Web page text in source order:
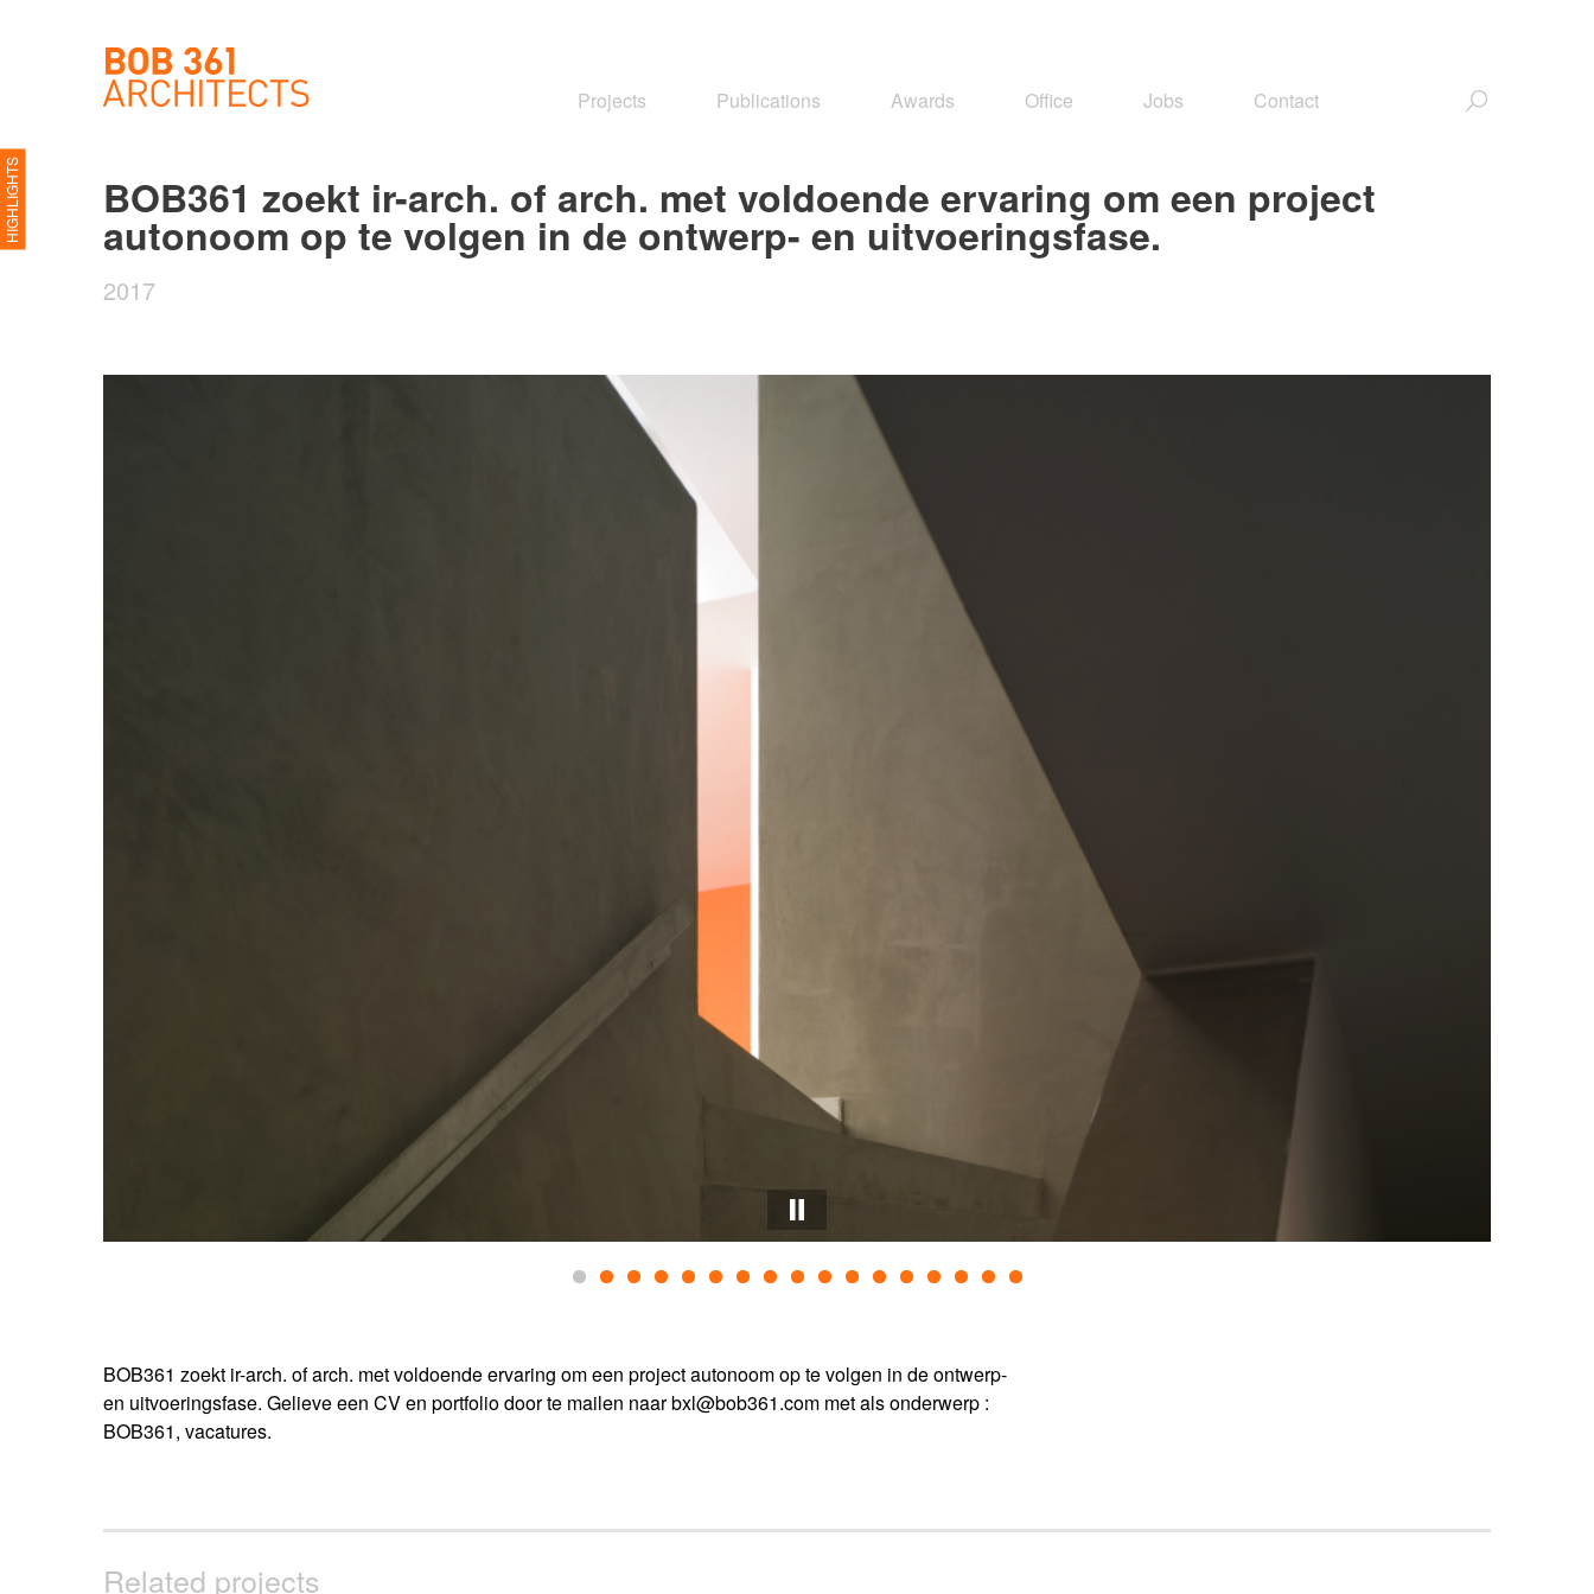
HIGHLIGHTS
Projects Publications Awards Office Jobs Contact
BOB361 zoekt ir-arch. of arch. met voldoende ervaring om een project
autonoom op te volgen in de ontwerp- en uitvoeringsfase.
2017
BOB361 zoekt ir-arch. of arch. met voldoende ervaring om een project autonoom op te volgen in de ontwerp-
en uitvoeringsfase. Gelieve een CV en portfolio door te mailen naar bxl@bob361.com met als onderwerp :
BOB361, vacatures.
Related projects